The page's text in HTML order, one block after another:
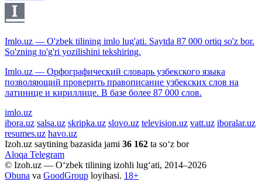
Imlo.uz — O'zbek tilining imlo lug'ati. Saytda 87 000 ortiq so'z bor.
So'zning to'g'ri yozilishini tekshiring.
Imlo.uz — Орфографический словарь узбекского языка
позволяющий проверить правописание узбекских слов на
латинице и кириллице. В базе более 87 000 слов.
imlo.uz
ibora.uz salsa.uz skripka.uz slovo.uz television.uz vatt.uz iboralar.uz
resumes.uz havo.uz
Izoh.uz saytining bazasida jami 36 162 ta so‘z bor
Aloqa Telegram
© Izoh.uz — O‘zbek tilining izohli lug‘ati, 2014–2026
Obuna va GoodGroup loyihasi. 18+